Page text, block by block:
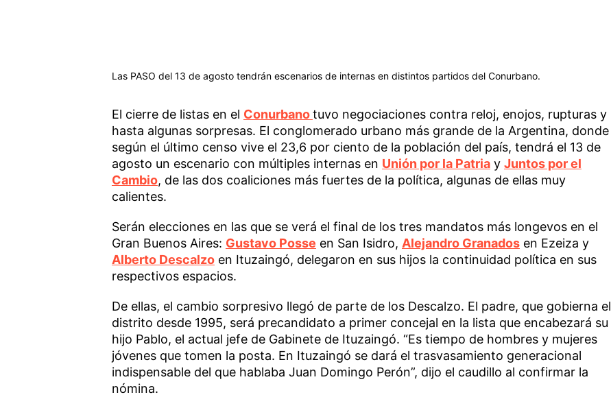
Las PASO del 13 de agosto tendrán escenarios de internas en distintos partidos del Conurbano.
El cierre de listas en el Conurbanotuvo negociaciones contra reloj, enojos, rupturas y
hasta algunas sorpresas. El conglomerado urbano más grande de la Argentina, donde
según el último censo vive el 23,6 por ciento de la población del país, tendrá el 13 de
agosto un escenario con múltiples internas en Unión por la Patriay Juntos por el
Cambio, de las dos coaliciones más fuertes de la política, algunas de ellas muy
calientes.
Serán elecciones en las que se verá el final de los tres mandatos más longevos en el
Gran Buenos Aires: Gustavo Posse en San Isidro, Alejandro Granadosen Ezeiza y
Alberto Descalzoen Ituzaingó, delegaron en sus hijos la continuidad política en sus
respectivos espacios.
De ellas, el cambio sorpresivo llegó de parte de los Descalzo. El padre, que gobierna el
distrito desde 1995, será precandidato a primer concejal en la lista que encabezará su
hijo Pablo, el actual jefe de Gabinete de Ituzaingó. “Es tiempo de hombres y mujeres
jóvenes que tomen la posta. En Ituzaingó se dará el trasvasamiento generacional
indispensable del que hablaba Juan Domingo Perón”, dijo el caudillo al confirmar la
nómina.